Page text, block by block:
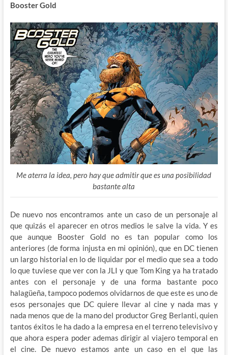
Booster Gold
Me aterra la idea, pero hay que admitir que es una posibilidad
bastante alta
De nuevo nos encontramos ante un caso de un personaje al
que quizás el aparecer en otros medios le salve la vida. Y es
que aunque Booster Gold no es tan popular como los
anteriores (de forma injusta en mi opinión), que en DC tienen
un largo historial en lo de liquidar por el medio que sea a todo
lo que tuviese que ver con la JLI y que Tom King ya ha tratado
antes con el personaje y de una forma bastante poco
halagüeña, tampoco podemos olvidarnos de que este es uno de
esos personajes que DC quiere llevar al cine y nada mas y
nada menos que de la mano del productor Greg Berlanti, quien
tantos éxitos le ha dado a la empresa en el terreno televisivo y
que ahora espera poder ademas dirigir al viajero temporal en
el cine. De nuevo estamos ante un caso en el que las